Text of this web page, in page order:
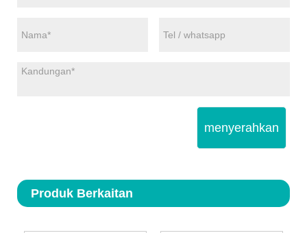
menyerahkan
Produk Berkaitan